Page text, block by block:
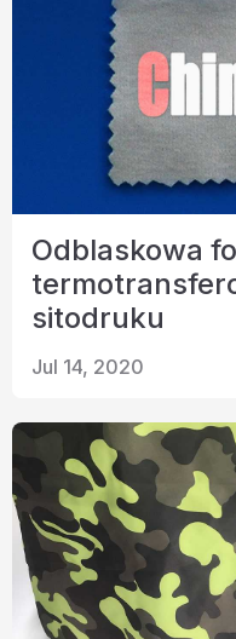
Odblaskowa
sitodruku
Jul 14, 2020